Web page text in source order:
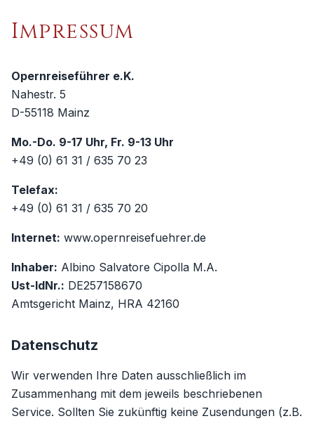
Impressum
Opernreiseführer e.K.
Nahestr. 5
D-55118 Mainz
Mo.-Do. 9-17 Uhr, Fr. 9-13 Uhr
+49 (0) 61 31 / 635 70 23
Telefax:
+49 (0) 61 31 / 635 70 20
Internet: www.opernreisefuehrer.de
Inhaber: Albino Salvatore Cipolla M.A.
Ust-IdNr.: DE257158670
Amtsgericht Mainz, HRA 42160
Datenschutz
Wir verwenden Ihre Daten ausschließlich im
Zusammenhang mit dem jeweils beschriebenen
Service. Sollten Sie zukünftig keine Zusendungen (z.B.